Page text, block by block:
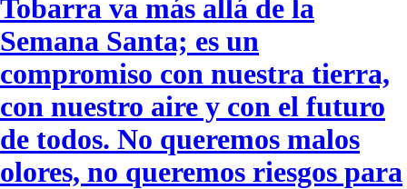
Tobarra va más allá de la
Semana Santa; es un
compromiso con nuestra tierra,
con nuestro aire y con el futuro
de todos. No queremos malos
olores, no queremos riesgos para